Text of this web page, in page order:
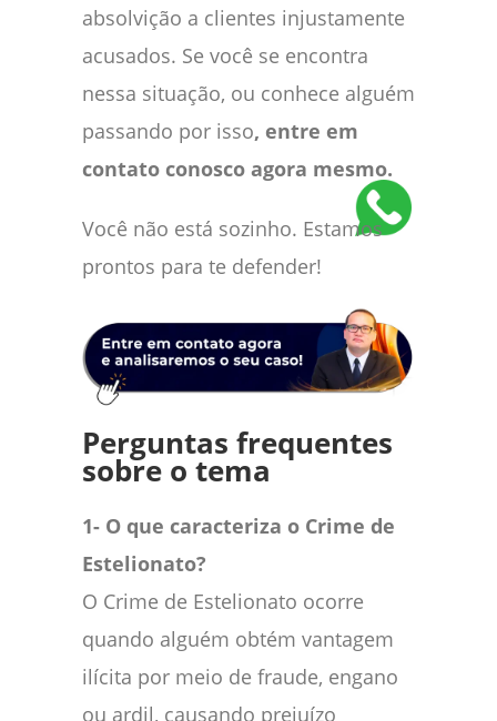
absolvição a clientes injustamente
acusados. Se você se encontra
nessa situação, ou conhece alguém
passando por isso, entre em
contato conosco agora mesmo.
Você não está sozinho. Estamos
prontos para te defender!
Perguntas frequentes
sobre o tema
1- O que caracteriza o Crime de
Estelionato?
O Crime de Estelionato ocorre
quando alguém obtém vantagem
ilícita por meio de fraude, engano
ou ardil, causando prejuízo